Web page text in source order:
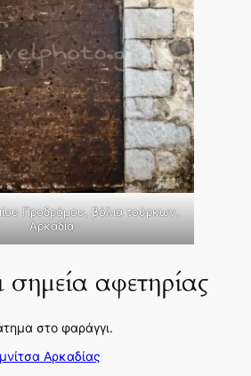
Προδρόμου, βόλια τούρκων,
Αρκαδία
αφετηρίας
στο φαράγγι.
Αρκαδίας